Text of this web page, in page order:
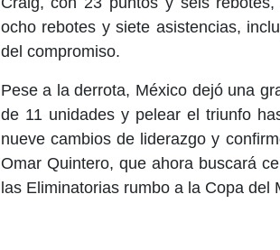
ocho rebotes y siete asistencias,
del compromiso.
Pese a la derrota, México dejó una
de 11 unidades y pelear el triunfo
nueve cambios de liderazgo y
Omar Quintero, que ahora buscará
las Eliminatorias rumbo a la Copa del